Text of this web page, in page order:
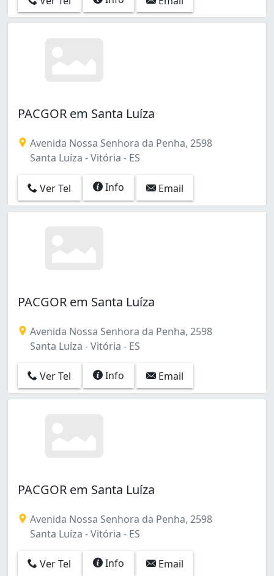
PACGOR em Santa Luíza
Avenida Nossa Senhora da Penha, 2598
Santa Luíza - Vitória - ES
Ver Tel Info Email
PACGOR em Santa Luíza
Avenida Nossa Senhora da Penha, 2598
Santa Luíza - Vitória - ES
Ver Tel Info Email
PACGOR em Santa Luíza
Avenida Nossa Senhora da Penha, 2598
Santa Luíza - Vitória - ES
Ver Tel Info Email